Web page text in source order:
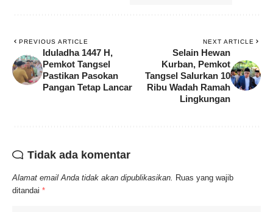
PREVIOUS ARTICLE
Iduladha 1447 H,
Pemkot Tangsel
Pastikan Pasokan
Pangan Tetap Lancar
NEXT ARTICLE
Selain Hewan
Kurban, Pemkot
Tangsel Salurkan 10
Ribu Wadah Ramah
Lingkungan
Tidak ada komentar
Alamat email Anda tidak akan dipublikasikan.
Ruas yang wajib
ditandai *